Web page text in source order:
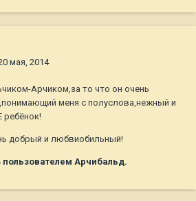
мая, 2014
Арчиком,за то что он очень
меня с полуслова,нежный и
добрый и любвиобильный!
пользователем Арчибальд.